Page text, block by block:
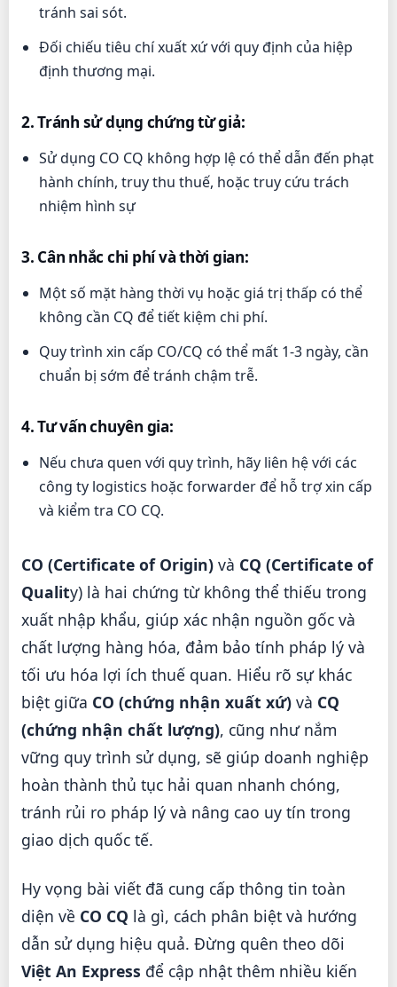
tránh sai sót.
Đối chiếu tiêu chí xuất xứ với quy định của hiệp
định thương mại.
2. Tránh sử dụng chứng từ giả:
Sử dụng CO CQ không hợp lệ có thể dẫn đến phạt
hành chính, truy thu thuế, hoặc truy cứu trách
nhiệm hình sự
3. Cân nhắc chi phí và thời gian:
Một số mặt hàng thời vụ hoặc giá trị thấp có thể
không cần CQ để tiết kiệm chi phí.
Quy trình xin cấp CO/CQ có thể mất 1-3 ngày, cần
chuẩn bị sớm để tránh chậm trễ.
4. Tư vấn chuyên gia:
Nếu chưa quen với quy trình, hãy liên hệ với các
công ty logistics hoặc forwarder để hỗ trợ xin cấp
và kiểm tra CO CQ.
CO (Certificate of Origin) và CQ (Certificate of
Quality) là hai chứng từ không thể thiếu trong
xuất nhập khẩu, giúp xác nhận nguồn gốc và
chất lượng hàng hóa, đảm bảo tính pháp lý và
tối ưu hóa lợi ích thuế quan. Hiểu rõ sự khác
biệt giữa CO (chứng nhận xuất xứ) và CQ
(chứng nhận chất lượng), cũng như nắm
vững quy trình sử dụng, sẽ giúp doanh nghiệp
hoàn thành thủ tục hải quan nhanh chóng,
tránh rủi ro pháp lý và nâng cao uy tín trong
giao dịch quốc tế.
Hy vọng bài viết đã cung cấp thông tin toàn
diện về CO CQ là gì, cách phân biệt và hướng
dẫn sử dụng hiệu quả. Đừng quên theo dõi
Việt An Express để cập nhật thêm nhiều kiến